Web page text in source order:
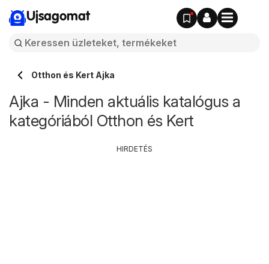
Ujsagomat
Otthon és Kert Ajka
Ajka - Minden aktuális katalógus a
kategóriából Otthon és Kert
HIRDETÉS